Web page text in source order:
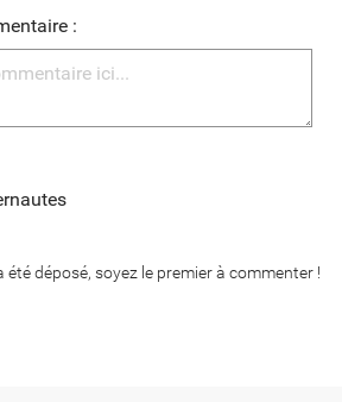
:
déposé, soyez le premier à commenter !